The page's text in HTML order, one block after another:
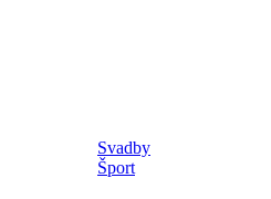
Svadby
Šport